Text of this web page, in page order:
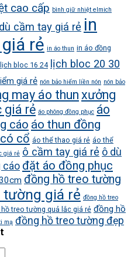
cao cấp bình giữ nhiệt elmich
dù cầm tay giá rẻ in
rẻ in áo thun in áo đồng
lịch bloc 16 24 lịch bloc 20 30
giá rẻ nón bảo hiểm liền nón nón bảo
may áo thun xưởng
giá rẻ áo phông đồng phục áo
cáo áo thun đồng
cổ áo thể thao giá rẻ áo thể
giá rẻ ô cầm tay giá rẻ ô dù
cáo đặt áo đồng phục
đồng hồ treo tường
giá rẻ đồng hồ treo
treo tường quả lắc giá rẻ đồng hồ
mạ đồng hồ treo tường đẹp